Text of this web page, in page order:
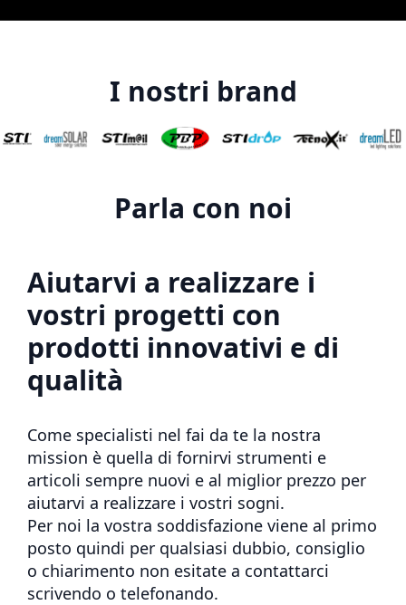
I nostri brand
Parla con noi
Aiutarvi a realizzare i
vostri progetti con
prodotti innovativi e di
qualità
Come specialisti nel fai da te la nostra
mission è quella di fornirvi strumenti e
articoli sempre nuovi e al miglior prezzo per
aiutarvi a realizzare i vostri sogni.
Per noi la vostra soddisfazione viene al primo
posto quindi per qualsiasi dubbio, consiglio
o chiarimento non esitate a contattarci
scrivendo o telefonando.